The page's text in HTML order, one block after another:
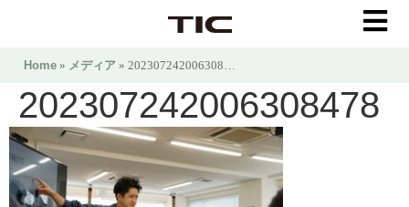
Home » メディア » 202307242006308…
202307242006308478